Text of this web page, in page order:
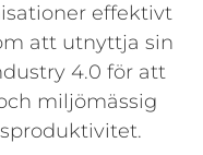
effektivt
att utnyttja sin
4.0 för att
miljömässig